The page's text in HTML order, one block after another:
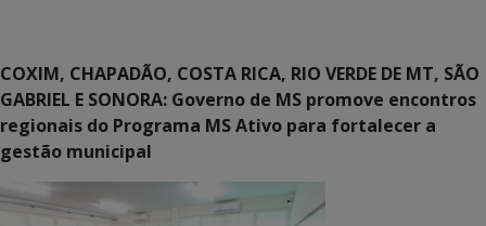
COXIM, CHAPADÃO, COSTA RICA, RIO VERDE DE MT, SÃO
GABRIEL E SONORA: Governo de MS promove encontros
regionais do Programa MS Ativo para fortalecer a
gestão municipal